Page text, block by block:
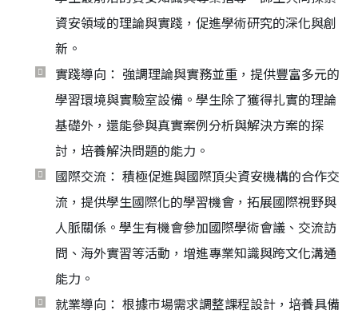
資安領域的理論與實踐，促進學術研究的深化與創
新。
實踐導向： 強調理論與實務並重，提供豐富多元的
學習環境與實驗室設備。學生除了獲得扎實的理論
基礎外，還能參與真實案例分析與解決方案的探
討，培養解決問題的能力。
國際交流： 積極促進與國際頂尖資安機構的合作交
流，提供學生國際化的學習機會，拓展國際視野與
人脈關係。學生有機會參加國際學術會議、交流訪
問、海外實習等活動，增進專業知識與跨文化溝通
能力。
就業導向： 根據市場需求調整課程設計，培養具備